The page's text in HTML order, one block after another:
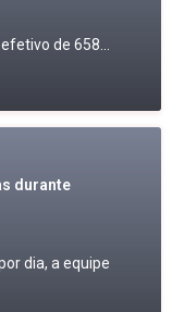
de 658...
durante
dia, a equipe